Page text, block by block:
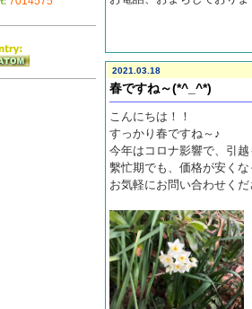
2021.03.18
春ですね～(*^_^*)
こんにちは！！
すっかり春ですね～♪
今年はコロナ影響で、引
繫忙期でも、価格が安く
お気軽にお問い合わせく